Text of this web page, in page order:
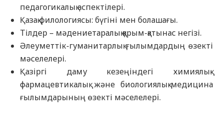
педагогикалық аспектілері.
Қазақ филологиясы: бүгіні мен болашағы.
Тілдер – мәдениетаралық қарым-қатынас негізі.
Әлеуметтік-гуманитарлық ғылымдардың өзекті
мәселелері.
Қазіргі даму кезеңіндегі химиялық-
фармацевтикалық және биологиялық-медицина
ғылымдарының өзекті мәселелері.